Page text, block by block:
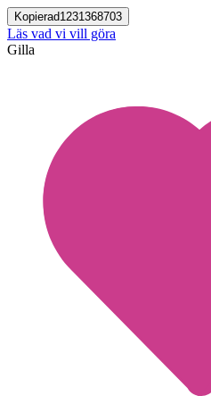
Kopierad1231368703
Läs vad vi vill göra
Gilla